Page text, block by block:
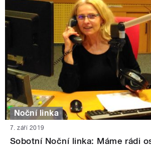
Noční linka
7. září 2019
Sobotní Noční linka: Máme rádi